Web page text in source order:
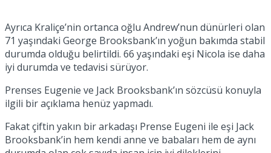
Ayrıca Kraliçe’nin ortanca oğlu Andrew’nun dünürleri olan
71 yaşındaki George Brooksbank’ın yoğun bakımda stabil
durumda olduğu belirtildi. 66 yaşındaki eşi Nicola ise daha
iyi durumda ve tedavisi sürüyor.
Prenses Eugenie ve Jack Brooksbank’ın sözcüsü konuyla
ilgili bir açıklama henüz yapmadı.
Fakat çiftin yakın bir arkadaşı Prense Eugeni ile eşi Jack
Brooksbank’in hem kendi anne ve babaları hem de aynı